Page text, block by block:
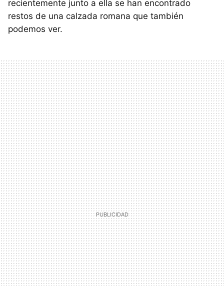
recientemente junto a ella se han encontrado
restos de una calzada romana que también
podemos ver.